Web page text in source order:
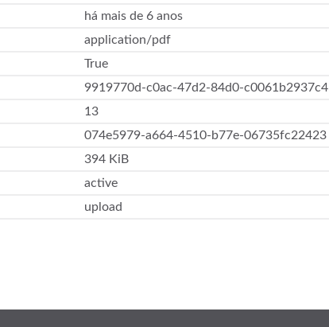
há mais de 6 anos
application/pdf
True
9919770d-c0ac-47d2-84d0-c0061b2937c4
13
074e5979-a664-4510-b77e-06735fc22423
394 KiB
active
upload